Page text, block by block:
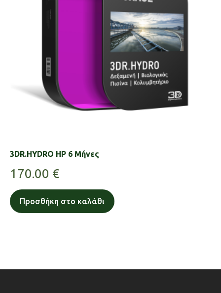
3DR.HYDRO HP 6 Μήνες
170.00 €
Προσθήκη στο καλάθι